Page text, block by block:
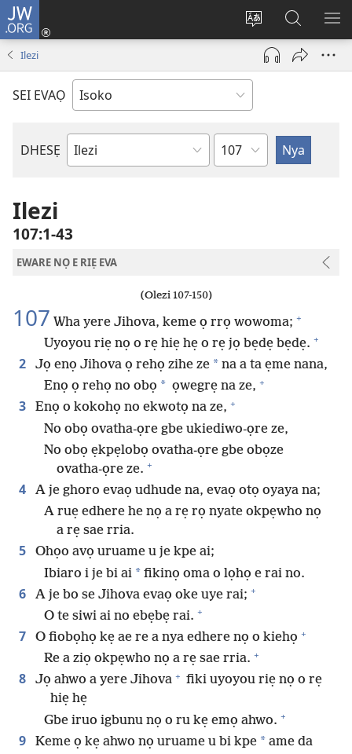
JW.ORG
Nwene
ẹvẹrẹ
Ro
Eva
(opens
window)
Gwọlọ
JW.ORG
Ilezi
SEI EVAỌ
DHESẸ
Ebe
Uzou
Ilezi
107:1-43
EWARE NỌ E RIẸ EVA
(Olezi 107-150)
107 Wha yere Jihova, keme ọ rrọ wowoma; +
Uyoyou riẹ nọ o rẹ hiẹ hẹ o rẹ jọ bẹdẹ bẹdẹ. +
2 Jọ enọ Jihova ọ rehọ zihe ze * na a ta ẹme nana,
Enọ ọ rehọ no obọ * ọwegrẹ na ze, +
3 Enọ o kokohọ no ekwotọ na ze, +
No obọ ovatha-ọre gbe ukiediwo-ọre ze,
No obọ ẹkpẹlobọ ovatha-ọre gbe obọze
ovatha-ọre ze. +
4
A je ghoro evaọ udhude na, evaọ otọ oyaya na;
A ruẹ edhere he nọ a rẹ rọ nyate okpẹwho nọ
a rẹ sae rria.
5
Ohọo avọ uruame u je kpe ai;
Ibiaro i je bi ai * fikinọ oma o lọhọ e rai no.
6 A je bo se Jihova evaọ oke uye rai; +
O te siwi ai no ebẹbẹ rai. +
7 O fiobọhọ kẹ ae re a nya edhere nọ o kiehọ +
Re a ziọ okpẹwho nọ a rẹ sae rria. +
8 Jọ ahwo a yere Jihova + fiki uyoyou riẹ nọ o rẹ
hiẹ hẹ
Gbe iruo igbunu nọ o ru kẹ emọ ahwo. +
9 Keme ọ kẹ ahwo nọ uruame u bi kpe * ame da